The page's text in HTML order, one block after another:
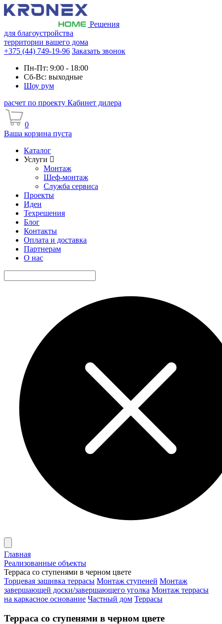
Решения
для благоустройства
территории вашего дома
+375 (44) 749-19-96 Заказать звонок
Пн-Пт: 9:00 - 18:00
Сб-Вс: выходные
Шоу рум
расчет по проекту Кабинет дилера
0
Ваша корзина пуста
Каталог
Услуги
Монтаж
Шеф-монтаж
Служба сервиса
Проекты
Идеи
Техрешения
Блог
Контакты
Оплата и доставка
Партнерам
О нас
Главная
Реализованные объекты
Терраса со ступенями в черном цвете
Торцевая зашивка террасы Монтаж ступеней Монтаж
завершающей доски/завершающего уголка Монтаж террасы
на каркасное основание Частный дом Террасы
Терраса со ступенями в черном цвете